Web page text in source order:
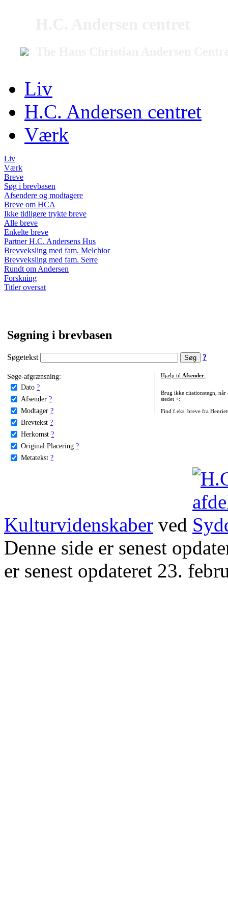
Liv
H.C. Andersen centret
Værk
Liv
Værk
Breve
Søg i brevbasen
Afsendere og modtagere
Breve om HCA
Ikke tidligere trykte breve
Alle breve
Enkelte breve
Partner H.C. Andersens Hus
Brevveksling med fam. Melchior
Brevveksling med fam. Serre
Rundt om Andersen
Forskning
Titler oversat
Søgning i brevbasen
Søgetekst ?
Søge-afgrænsning:
Dato ?
Afsender ?
Modtager ?
Brevtekst ?
Herkomst ?
Original Placering ?
Metatekst ?
Hjælp til Afsender:
Brug ikke citationstegn, når
stedet +:
Find f.eks. breve fra
Kulturvidenskaber ved
Denne side er senest
er senest opdateret 23.